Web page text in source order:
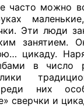
часто можно
Эти люди
занятием.
цикаду.
в число
них
сверчки и